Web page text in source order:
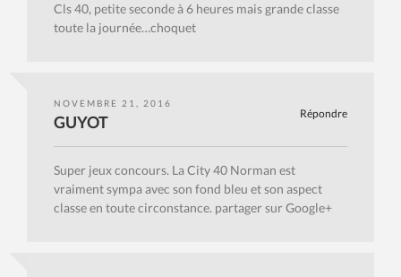
Cls 40, petite seconde à 6 heures mais grande classe
toute la journée…choquet
NOVEMBRE 21, 2016
Répondre
GUYOT
Super jeux concours. La City 40 Norman est
vraiment sympa avec son fond bleu et son aspect
classe en toute circonstance. partager sur Google+